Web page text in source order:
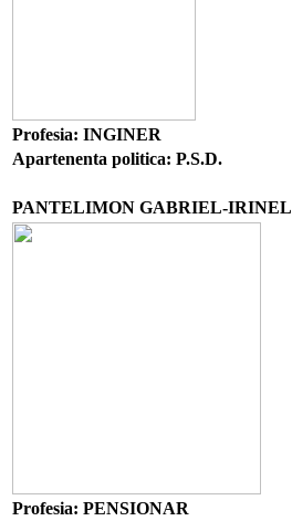
Profesia: INGINER
Apartenenta politica: P.S.D.
PANTELIMON GABRIEL-IRINEL
Profesia: PENSIONAR